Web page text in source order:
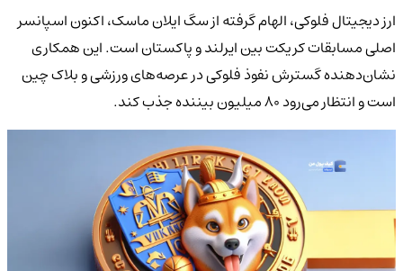
ارز دیجیتال فلوکی، الهام گرفته از سگ ایلان ماسک، اکنون اسپانسر
اصلی مسابقات کریکت بین ایرلند و پاکستان است. این همکاری
نشان‌دهنده گسترش نفوذ فلوکی در عرصه‌های ورزشی و بلاک چین
است و انتظار می‌رود ۸۰ میلیون بیننده جذب کند.